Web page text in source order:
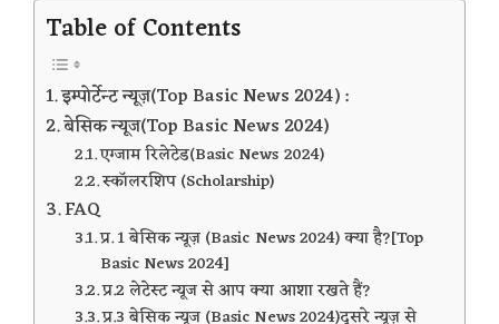
Table of Contents
इम्पोर्टेन्ट न्यूज़(Top Basic News 2024) :
बेसिक न्यूज(Top Basic News 2024)
एग्जाम रिलेटेड(Basic News 2024)
स्कॉलरशिप (Scholarship)
FAQ
प्र. 1 बेसिक न्यूज़ (Basic News 2024) क्या है?[Top
Basic News 2024]
प्र.2 लेटेस्ट न्यूज से आप क्या आशा रखते हैं?
प्र.3 बेसिक न्यूज (Basic News 2024)दूसरे न्यूज़ से